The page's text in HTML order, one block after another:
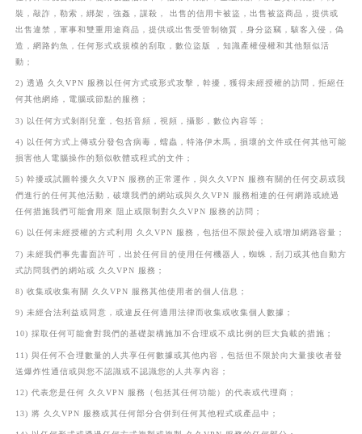
裝，敲詐，勒索，綁架，強姦，謀殺， 出售的信用卡被盜，出售被盜商品，提供或
出售違禁，軍事和雙重用途商品，提供或出售受管制物質，身分盜竊，駭客入侵，偽
造，網路釣魚，任何形式或規模的刮取，數位盜版 ，知識產權侵權和其他類似活
動；
2) 透過 久久VPN 服務以任何方式或形式攻擊，幹擾，獲得未經授權的訪問，拒絕任
何其他網絡，電腦或節點的服務；
3) 以任何方式剝削兒童，包括音頻，視頻，攝影，數位內容等；
4) 以任何方式上傳或分發包含病毒，蠕蟲，特洛伊木馬，損壞的文件或任何其他可能
損害他人電腦操作的類似軟體或程式的文件；
5) 幹擾或試圖幹擾久久VPN 服務的正常運作，與久久VPN 服務有關的任何交易或我
們進行的任何其他活動，破壞我們的網站或與久久VPN 服務相連的任何網路或繞過
任何措施我們可能會用來 阻止或限制對久久VPN 服務的訪問；
6) 以任何未經授權的方式利用 久久VPN 服務，包括但不限於侵入或增加網路容量；
7) 未經我們事先書面許可，出於任何目的使用任何機器人，蜘蛛，刮刀或其他自動方
式訪問我們的網站或 久久VPN 服務；
8) 收集或收集有關 久久VPN 服務其他使用者的個人信息；
9) 未經合法利益或同意，或違反任何適用法律而收集或收集個人數據；
10) 採取任何可能會對我們的基礎架構施加不合理或不成比例的巨大負載的措施；
11) 與任何不合理數量的人共享任何數據或其他內容，包括但不限於向大量接收者發
送爆炸性通信或與您不認識或不認識您的人共享內容；
12) 代表您是任何 久久VPN 服務（包括其任何功能）的代表或代理商；
13) 將 久久VPN 服務或其任何部分合併到任何其他程式或產品中；